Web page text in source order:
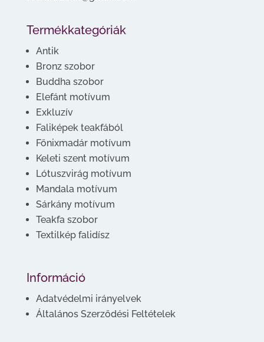
Termékkategóriák
Antik
Bronz szobor
Buddha szobor
Elefánt motívum
Exkluzív
Faliképek teakfából
Főnixmadár motívum
Keleti szent motívum
Lótuszvirág motívum
Mandala motívum
Sárkány motívum
Teakfa szobor
Textilkép falidísz
Információ
Adatvédelmi irányelvek
Általános Szerződési Feltételek